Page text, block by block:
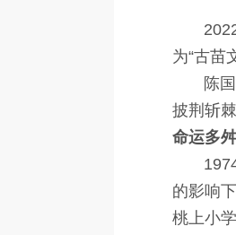
2022
为“古苗
陈国桃
披荆斩
命运多
1974
的影响
桃上小